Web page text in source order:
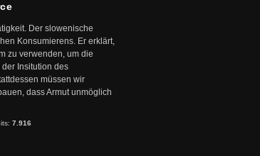
Der slowenische
Konsumierens. Er erklärt,
zu verwenden, um die
Insitution des
müssen wir
dass Armut unmöglich
7.916